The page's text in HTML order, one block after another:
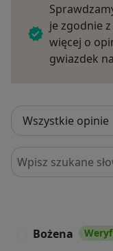
je zgodnie
więcej o
gwiazdek na
Szukaj w opiniach
Bożena